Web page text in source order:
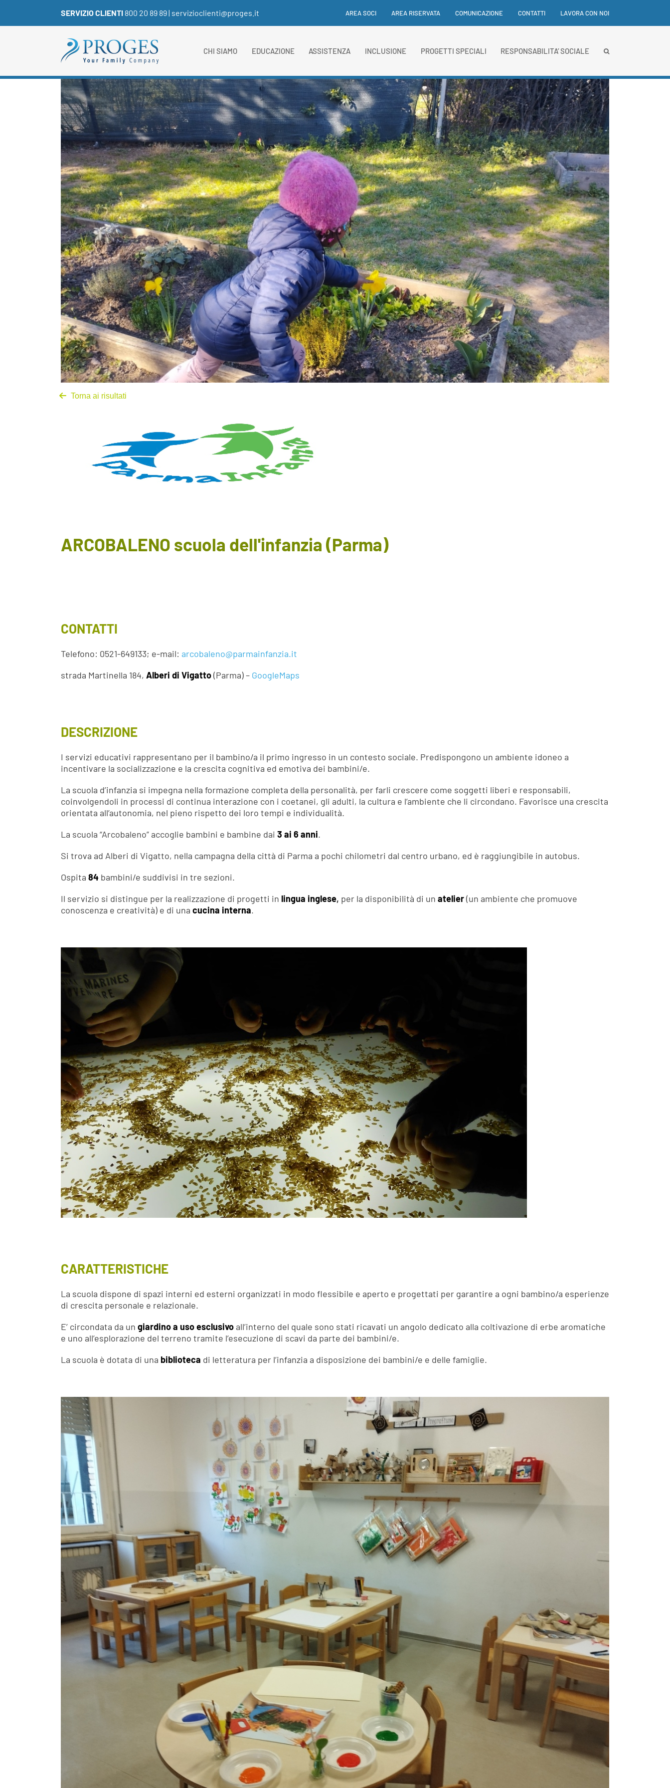
contenuto
SERVIZIO CLIENTI800 20 89 89| servizioclienti@proges.it AREA SOCI AREA RISERVATA COMUNICAZIONE CONTATTI LAVORA CON NOI
CHI SIAMO EDUCAZIONE ASSISTENZA INCLUSIONE PROGETTI SPECIALI RESPONSABILITA’ SOCIALE
Torna ai risultati
ARCOBALENO scuola dell'infanzia (Parma)
CONTATTI
Telefono: 0521-649133; e-mail: arcobaleno@parmainfanzia.it
strada Martinella 184, Alberi di Vigatto(Parma) – GoogleMaps
DESCRIZIONE
I servizi educativi rappresentano per il bambino/a il primo ingresso in un contesto sociale. Predispongono un ambiente idoneo a
incentivare la socializzazione e la crescita cognitiva ed emotiva dei bambini/e.
La scuola d’infanzia si impegna nella formazione completa della personalità, per farli crescere come soggetti liberi e responsabili,
coinvolgendoli in processi di continua interazione con i coetanei, gli adulti, la cultura e l’ambiente che li circondano. Favorisce una crescita
orientata all’autonomia, nel pieno rispetto dei loro tempi e individualità.
La scuola “Arcobaleno” accoglie bambini e bambine dai 3 ai 6 anni.
Si trova ad Alberi di Vigatto, nella campagna della città di Parma a pochi chilometri dal centro urbano, ed è raggiungibile in autobus.
Ospita 84 bambini/e suddivisi in tre sezioni.
Il servizio si distingue per la realizzazione di progetti in lingua inglese, per la disponibilità di un atelier(un ambiente che promuove
conoscenza e creatività) e di una cucina interna.
CARATTERISTICHE
La scuola dispone di spazi interni ed esterni organizzati in modo flessibile e aperto e progettati per garantire a ogni bambino/a esperienze
di crescita personale e relazionale.
E’ circondata da un giardino a uso esclusivoall’interno del quale sono stati ricavati un angolo dedicato alla coltivazione di erbe aromatiche
e uno all’esplorazione del terreno tramite l’esecuzione di scavi da parte dei bambini/e.
La scuola è dotata di una biblioteca di letteratura per l’infanzia a disposizione dei bambini/e e delle famiglie.